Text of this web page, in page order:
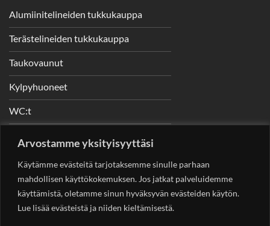
Arvostamme yksityisyyttäsi
Käytämme evästeitä tarjotaksemme sinulle parhaan
mahdollisen käyttökokemuksen. Jos jatkat palveluidemme
käyttämistä, oletamme sinun hyväksyvän evästeiden käytön.
Lue lisää evästeistä ja niiden kieltämisestä.
Alumiinitelineiden tukkukauppa
Terästelineiden tukkukauppa
Taukovaunut
Kylpyhuoneet
WC:t
Nostimet
YHTEYSTIEDOT